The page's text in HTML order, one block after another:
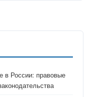
в России: правовые